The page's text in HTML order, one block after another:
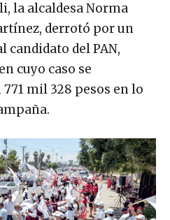
la alcaldesa Norma
derrotó por un
candidato del PAN,
cuyo caso se
mil 328 pesos en lo